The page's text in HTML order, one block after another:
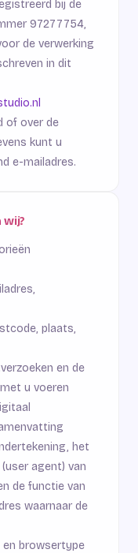
bij de
97277754,
de verwerking
in dit
of over de
kunt u
e-mailadres.
plaats,
en de
u voeren
het
agent) van
de functie van
waarnaar de
en browsertype